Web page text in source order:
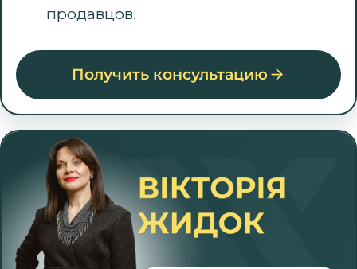
продавцов.
Получить консультацию